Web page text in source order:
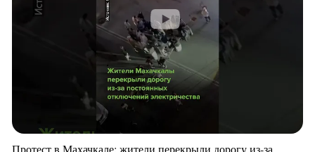
Протест в Махачкале: жители перекрыли дорогу из-за